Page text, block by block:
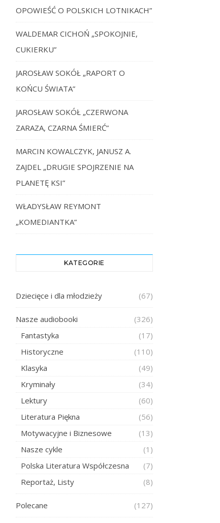
OPOWIEŚĆ O POLSKICH LOTNIKACH”
WALDEMAR CICHOŃ „SPOKOJNIE,
CUKIERKU”
JAROSŁAW SOKÓŁ „RAPORT O
KOŃCU ŚWIATA”
JAROSŁAW SOKÓŁ „CZERWONA
ZARAZA, CZARNA ŚMIERĆ”
MARCIN KOWALCZYK, JANUSZ A.
ZAJDEL „DRUGIE SPOJRZENIE NA
PLANETĘ KSI”
WŁADYSŁAW REYMONT
„KOMEDIANTKA”
KATEGORIE
Dziecięce i dla młodzieży (67)
Nasze audiobooki
(326)
Fantastyka
(17)
Historyczne
(110)
Klasyka
(49)
Kryminały
(34)
Lektury
(60)
Literatura Piękna
(56)
Motywacyjne i Biznesowe
(13)
Nasze cykle
(1)
Polska Literatura Współczesna
(7)
Reportaż, Listy
(8)
Polecane (127)